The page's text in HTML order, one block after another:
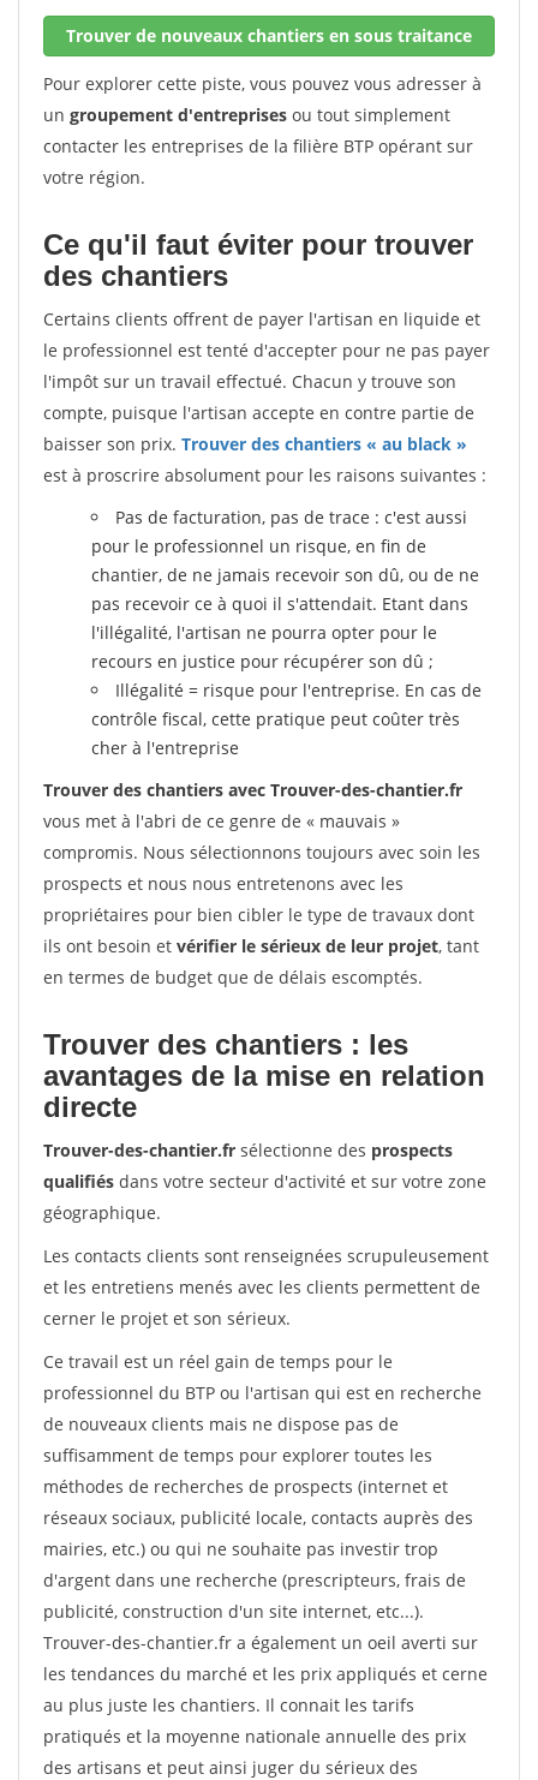
Trouver de nouveaux chantiers en sous traitance
Pour explorer cette piste, vous pouvez vous adresser à
un groupement d'entreprises ou tout simplement
contacter les entreprises de la filière BTP opérant sur
votre région.
Ce qu'il faut éviter pour trouver
des chantiers
Certains clients offrent de payer l'artisan en liquide et
le professionnel est tenté d'accepter pour ne pas payer
l'impôt sur un travail effectué. Chacun y trouve son
compte, puisque l'artisan accepte en contre partie de
baisser son prix. Trouver des chantiers « au black »
est à proscrire absolument pour les raisons suivantes :
Pas de facturation, pas de trace : c'est aussi
pour le professionnel un risque, en fin de
chantier, de ne jamais recevoir son dû, ou de ne
pas recevoir ce à quoi il s'attendait. Etant dans
l'illégalité, l'artisan ne pourra opter pour le
recours en justice pour récupérer son dû ;
Illégalité = risque pour l'entreprise. En cas de
contrôle fiscal, cette pratique peut coûter très
cher à l'entreprise
Trouver des chantiers avec Trouver-des-chantier.fr
vous met à l'abri de ce genre de « mauvais »
compromis. Nous sélectionnons toujours avec soin les
prospects et nous nous entretenons avec les
propriétaires pour bien cibler le type de travaux dont
ils ont besoin et vérifier le sérieux de leur projet, tant
en termes de budget que de délais escomptés.
Trouver des chantiers : les
avantages de la mise en relation
directe
Trouver-des-chantier.fr sélectionne des prospects
qualifiés dans votre secteur d'activité et sur votre zone
géographique.
Les contacts clients sont renseignées scrupuleusement
et les entretiens menés avec les clients permettent de
cerner le projet et son sérieux.
Ce travail est un réel gain de temps pour le
professionnel du BTP ou l'artisan qui est en recherche
de nouveaux clients mais ne dispose pas de
suffisamment de temps pour explorer toutes les
méthodes de recherches de prospects (internet et
réseaux sociaux, publicité locale, contacts auprès des
mairies, etc.) ou qui ne souhaite pas investir trop
d'argent dans une recherche (prescripteurs, frais de
publicité, construction d'un site internet, etc...).
Trouver-des-chantier.fr a également un oeil averti sur
les tendances du marché et les prix appliqués et cerne
au plus juste les chantiers. Il connait les tarifs
pratiqués et la moyenne nationale annuelle des prix
des artisans et peut ainsi juger du sérieux des